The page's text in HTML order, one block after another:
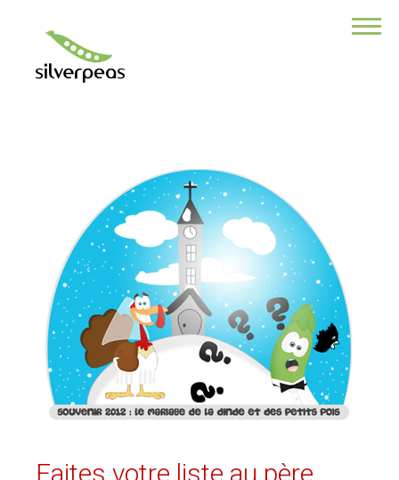
Développeur
NOTRE PRODUIT
POURQUOI CHOISIR SILVERPEAS ?
Ses multiples fonctionnalités
Son application Mobile
Ses modules additionnels
Sa sécurité des données
Un service professionnel
La force de la collaboration
Pour ses tarifs transparents
CLIENTS
Faites votre liste au père